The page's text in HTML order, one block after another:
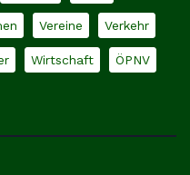
Vereine Verkehr
Wirtschaft ÖPNV